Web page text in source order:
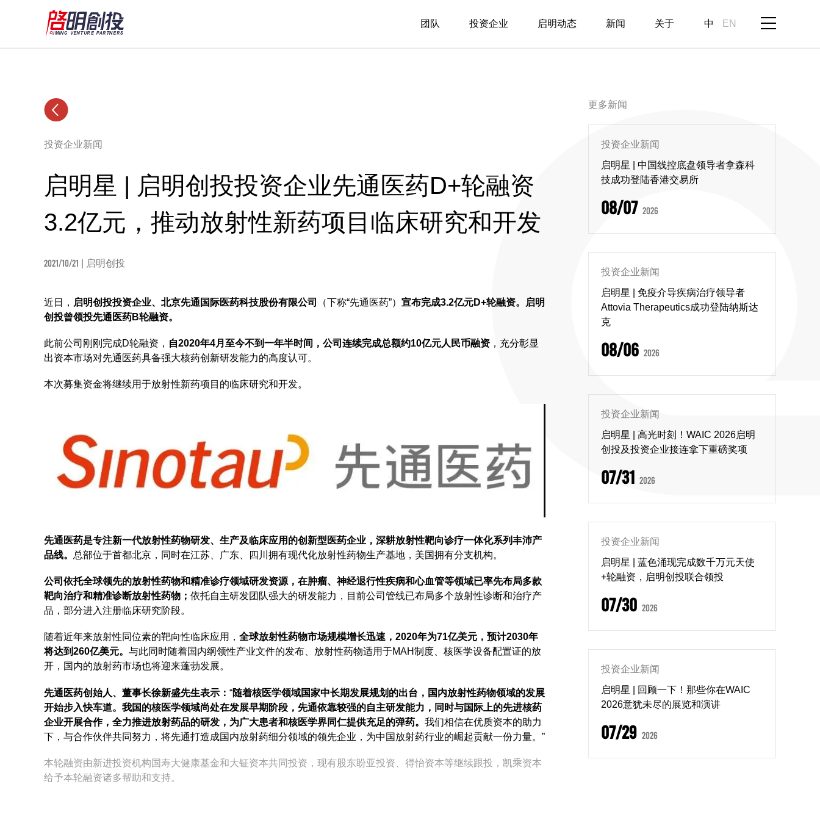
中 EN
团队 投资企业 启明动态 新闻 关于
投资企业新闻
启明星 | 启明创投投资企业先通医药D+轮融资
3.2亿元，推动放射性新药项目临床研究和开发
2021/10/21 | 启明创投
近日， 启明创投投资企业、北京先通国际医药科技股份有限公司 （下称“先通医药”） 宣布完成3.2亿元D+轮融资。启明
创投曾领投先通医药B轮融资。
此前公司刚刚完成D轮融资， 自2020年4月至今不到一年半时间，公司连续完成总额约10亿元人民币融资 ，充分彰显
出资本市场对先通医药具备强大核药创新研发能力的高度认可。
本次募集资金将继续用于放射性新药项目的临床研究和开发。
先通医药是专注新一代放射性药物研发、生产及临床应用的创新型医药企业，深耕放射性靶向诊疗一体化系列丰沛产
品线。 总部位于首都北京，同时在江苏、广东、四川拥有现代化放射性药物生产基地，美国拥有分支机构。
公司依托全球领先的放射性药物和精准诊疗领域研发资源，在肿瘤、神经退行性疾病和心血管等领域已率先布局多款
靶向治疗和精准诊断放射性药物； 依托自主研发团队强大的研发能力，目前公司管线已布局多个放射性诊断和治疗产
品，部分进入注册临床研究阶段。
随着近年来放射性同位素的靶向性临床应用， 全球放射性药物市场规模增长迅速，2020年为71亿美元，预计2030年
将达到260亿美元。 与此同时随着国内纲领性产业文件的发布、放射性药物适用于MAH制度、核医学设备配置证的放
开，国内的放射药市场也将迎来蓬勃发展。
先通医药创始人、董事长徐新盛先生表示： “随着核医学领域国家中长期发展规划的出台，国内放射性药物领域的发展
开始步入快车道。我国的核医学领域尚处在发展早期阶段，先通依靠较强的自主研发能力，同时与国际上的先进核药
企业开展合作，全力推进放射药品的研发，为广大患者和核医学界同仁提供充足的弹药。 我们相信在优质资本的助力
下，与合作伙伴共同努力，将先通打造成国内放射药细分领域的领先企业，为中国放射药行业的崛起贡献一份力量。”
本轮融资由新进投资机构国寿大健康基金和大钲资本共同投资，现有股东盼亚投资、得怡资本等继续跟投，凯乘资本
给予本轮融资诸多帮助和支持。
更多新闻
投资企业新闻
启明星 | 中国线控底盘领导者拿森科
技成功登陆香港交易所
08/07 2026
投资企业新闻
启明星 | 免疫介导疾病治疗领导者
Attovia Therapeutics成功登陆纳斯达
克
08/06 2026
投资企业新闻
启明星 | 高光时刻！WAIC 2026启明
创投及投资企业接连拿下重磅奖项
07/31 2026
投资企业新闻
启明星 | 蓝色涌现完成数千万元天使
+轮融资，启明创投联合领投
07/30 2026
投资企业新闻
启明星 | 回顾一下！那些你在WAIC
2026意犹未尽的展览和演讲
07/29 2026